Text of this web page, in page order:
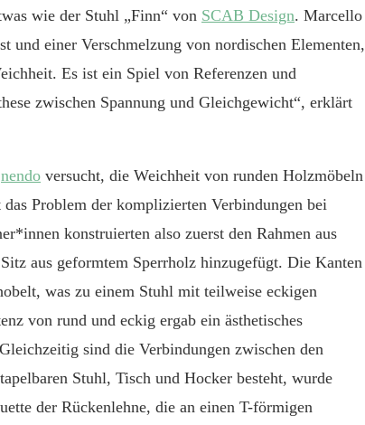
wie der Stuhl „Finn“ von SCAB Design. Marcello
einer Verschmelzung von nordischen Elementen,
Es ist ein Spiel von Referenzen und
zwischen Spannung und Gleichgewicht“, erklärt
nendo versucht, die Weichheit von runden Holzmöbeln
Problem der komplizierten Verbindungen bei
konstruierten also zuerst den Rahmen aus
aus geformtem Sperrholz hinzugefügt. Die Kanten
was zu einem Stuhl mit teilweise eckigen
von rund und eckig ergab ein ästhetisches
sind die Verbindungen zwischen den
Stuhl, Tisch und Hocker besteht, wurde
der Rückenlehne, die an einen T-förmigen